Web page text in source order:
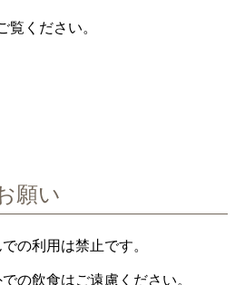
覧ください。
願い
の利用は禁止です。
の飲食はご遠慮ください。